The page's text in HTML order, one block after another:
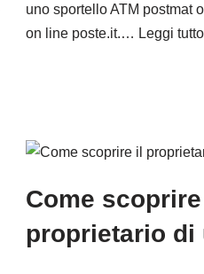
uno sportello ATM postmat
on line poste.it.… Leggi
Come
proprietario di